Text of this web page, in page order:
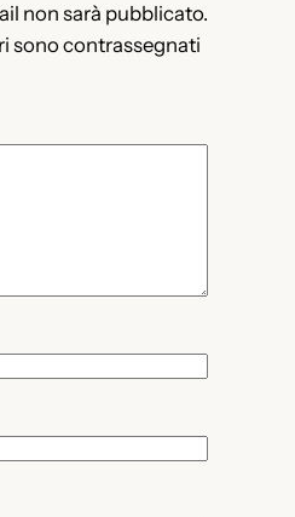
non sarà pubblicato.
sono contrassegnati